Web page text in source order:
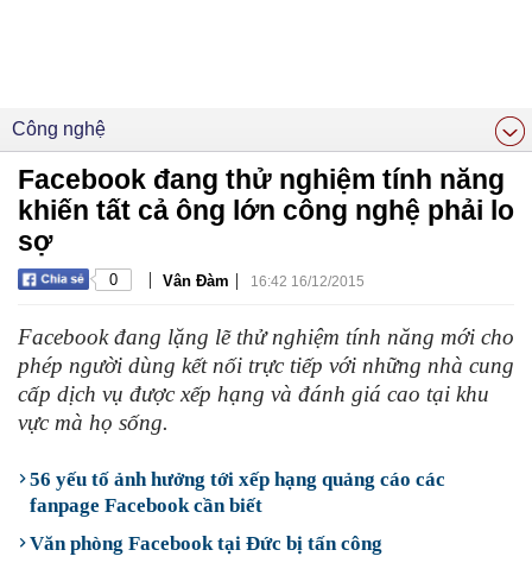
Công nghệ
Facebook đang thử nghiệm tính năng
khiến tất cả ông lớn công nghệ phải lo
sợ
0 | Vân Đàm | 16:42 16/12/2015
Facebook đang lặng lẽ thử nghiệm tính năng mới cho
phép người dùng kết nối trực tiếp với những nhà cung
cấp dịch vụ được xếp hạng và đánh giá cao tại khu
vực mà họ sống.
56 yếu tố ảnh hưởng tới xếp hạng quảng cáo các
fanpage Facebook cần biết
Văn phòng Facebook tại Đức bị tấn công